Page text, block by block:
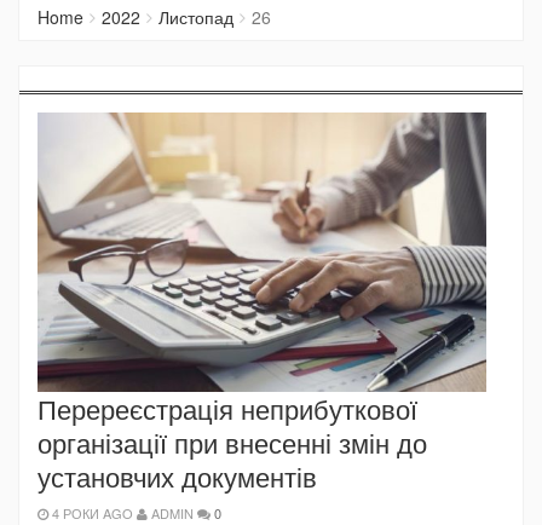
Home 2022 Листопад 26
Перереєстрація неприбуткової
організації при внесенні змін до
установчих документів
4 РОКИ AGO ADMIN 0